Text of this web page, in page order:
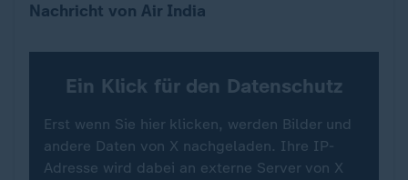
Nachricht von Air India
Ein Klick für den Datenschutz
Erst wenn Sie hier klicken, werden Bilder und
andere Daten von X nachgeladen. Ihre IP-
Adresse wird dabei an externe Server von X